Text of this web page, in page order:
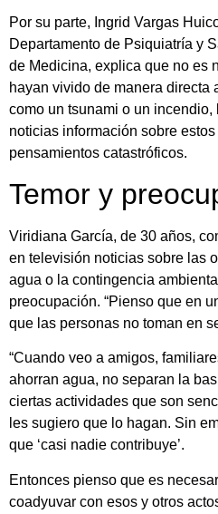
Por su parte, Ingrid Vargas
Departamento de Psiquiatría y
de Medicina, explica que no es
hayan vivido de manera directa
como un tsunami o un
noticias información sobre
pensamientos catastróficos.
Temor y
Viridiana García, de 30 años,
en televisión noticias sobre las
agua o la contingencia
preocupación. “Pienso que en
que las personas no toman en
“Cuando veo a amigos,
ahorran agua, no separan la
ciertas actividades que son
les sugiero que lo hagan. Sin
que ‘casi nadie contribuye’.
Entonces pienso que es
coadyuvar con esos y otros